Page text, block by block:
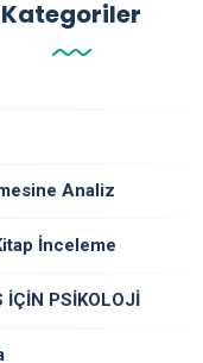
Kategoriler
Analiz
İnceleme
İÇİN PSİKOLOJİ